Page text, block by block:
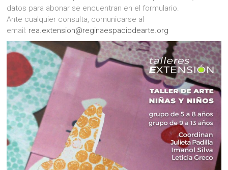
datos para abonar se encuentran en el formulario.
Ante cualquier consulta, comunicarse al
email: rea.extension@reginaespaciodearte.org